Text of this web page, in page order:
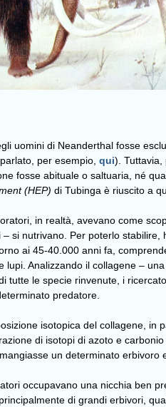
uomini di Neanderthal fosse
per esempio, qui). Tuttavia,
fosse abituale o saltuaria, né
(HEP) di Tubinga è riuscito a
in realtà, avevano come
si nutrivano. Per poterlo
ai 45-40.000 anni fa,
lupi. Analizzando il collagene –
tutte le specie rinvenute, i
predatore.
isotopica del collagene,
di isotopi di azoto e
un determinato
occupavano una nicchia ben
di grandi erbivori,